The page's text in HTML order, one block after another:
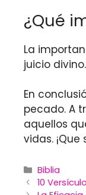
¿Qué
La
juicio divino.
En
pecado. A
aquellos
vidas.
Categories
Biblia
10